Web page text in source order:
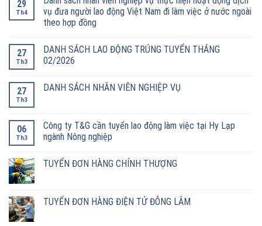
29
Th4
vụ đưa người lao động Việt Nam đi làm việc ở nước ngoài
theo hợp đồng
27
Th3
DANH SÁCH LAO ĐỘNG TRÚNG TUYỂN THÁNG
02/2026
27
Th3
DANH SÁCH NHÂN VIÊN NGHIỆP VỤ
06
Th3
Công ty T&G cần tuyển lao động làm việc tại Hy Lạp
ngành Nông nghiệp
TUYỂN ĐƠN HÀNG CHÍNH THƯỢNG
TUYỂN ĐƠN HÀNG ĐIỆN TỬ ĐÔNG LÂM